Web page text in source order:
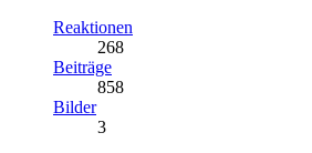
Reaktionen
268
Beiträge
858
Bilder
3